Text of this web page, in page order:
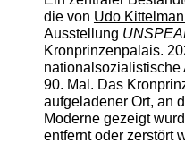
die von Udo
Ausstellung
Kronprinzenpalais.
nationalsozialistische
90. Mal. Das
aufgeladener Ort, an
Moderne gezeigt
entfernt oder zerstört